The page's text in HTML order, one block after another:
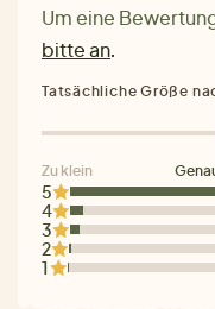
Um eine
bitte an.
5
4
3
2
1
Tatsächliche Größe
Zu klein